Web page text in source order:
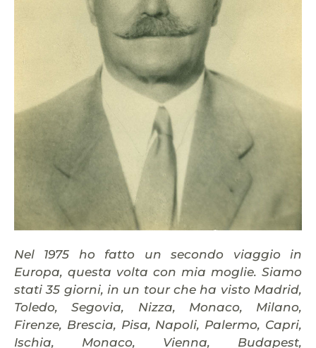
Nel 1975 ho fatto un secondo viaggio in
Europa, questa volta con mia moglie. Siamo
stati 35 giorni, in un tour che ha visto Madrid,
Toledo, Segovia, Nizza, Monaco, Milano,
Firenze, Brescia, Pisa, Napoli, Palermo, Capri,
Ischia, Monaco, Vienna, Budapest,